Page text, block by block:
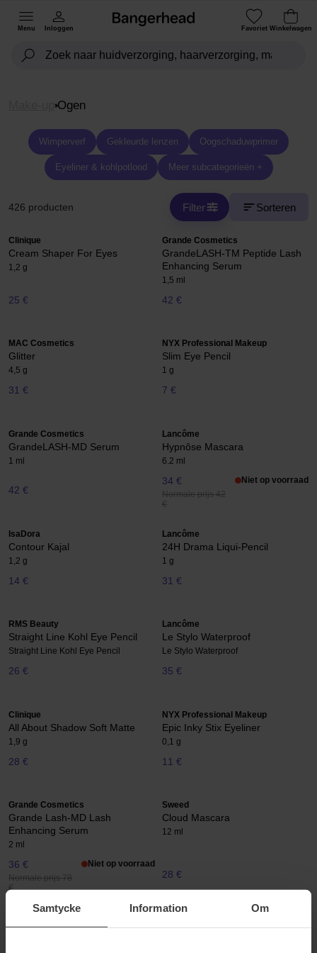
Samtycke Information Om
Menu Inloggen Favoriet Winkelwagen
Ogen
Wimperverf Gekleurde lenzen Oogschaduwprimer
Eyeliner & kohlpotlood Meer subcategorieën +
426 producten Filter Sorteren
Clinique
Cream Shaper For Eyes
1,2 g
25 €
Grande Cosmetics
GrandeLASH-TM Peptide Lash
Enhancing Serum
1,5 ml
42 €
MAC Cosmetics
Glitter
4,5 g
31 €
NYX Professional Makeup
Slim Eye Pencil
1 g
7 €
Grande Cosmetics
GrandeLASH-MD Serum
1 ml
42 €
Lancôme
Hypnôse Mascara
6.2 ml
34 €
Normale prijs 42
€
Niet op voorraad
IsaDora
Contour Kajal
1,2 g
14 €
Lancôme
24H Drama Liqui-Pencil
1 g
31 €
RMS Beauty
Straight Line Kohl Eye Pencil
Straight Line Kohl Eye Pencil
26 €
Lancôme
Le Stylo Waterproof
Le Stylo Waterproof
35 €
Clinique
All About Shadow Soft Matte
1,9 g
28 €
NYX Professional Makeup
Epic Inky Stix Eyeliner
0,1 g
11 €
Grande Cosmetics
Grande Lash-MD Lash
Enhancing Serum
2 ml
36 €
Normale prijs 78
€
Niet op voorraad
Sweed
Cloud Mascara
12 ml
28 €
Grande Brow Enhancing Serum Clinically Proven Lash Serum